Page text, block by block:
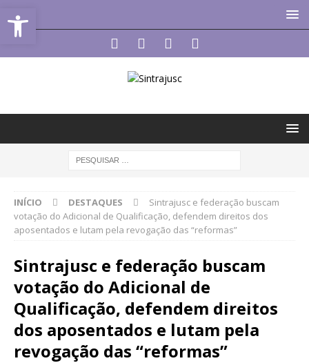
INÍCIO DESTAQUES
Sintrajusc e federação buscam
votação do Adicional de Qualificação, defendem direitos dos
aposentados e lutam pela revogação das “reformas”
Sintrajusc e federação buscam
votação do Adicional de
Qualificação, defendem direitos
dos aposentados e lutam pela
revogação das “reformas”
Abrir a barra de ferramentas